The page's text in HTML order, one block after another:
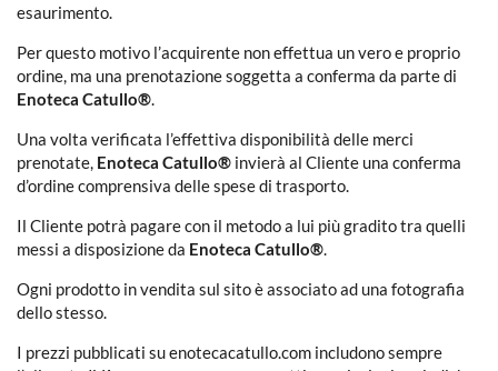
esaurimento.
Per questo motivo l’acquirente non effettua un vero e proprio
ordine, ma una prenotazione soggetta a conferma da parte di
Enoteca Catullo®.
Una volta verificata l’effettiva disponibilità delle merci
prenotate, Enoteca Catullo® invierà al Cliente una conferma
d’ordine comprensiva delle spese di trasporto.
Il Cliente potrà pagare con il metodo a lui più gradito tra quelli
messi a disposizione da Enoteca Catullo®.
Ogni prodotto in vendita sul sito è associato ad una fotografia
dello stesso.
I prezzi pubblicati su enotecacatullo.com includono sempre